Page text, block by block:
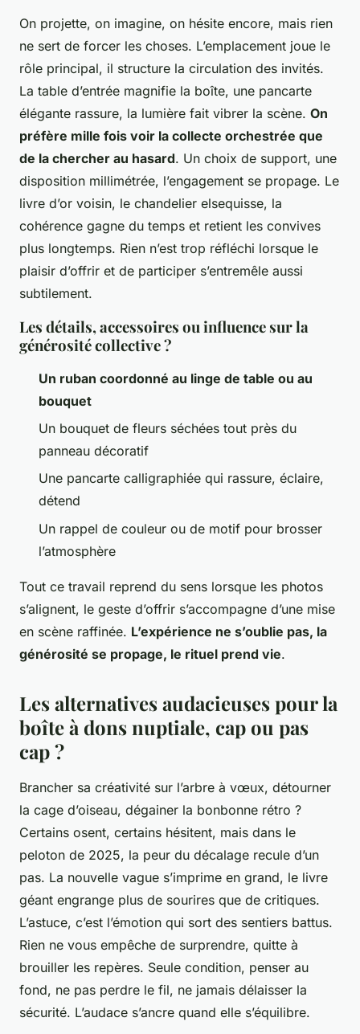
On projette, on imagine, on hésite encore, mais rien
ne sert de forcer les choses. L’emplacement joue le
rôle principal, il structure la circulation des invités.
La table d’entrée magnifie la boîte, une pancarte
élégante rassure, la lumière fait vibrer la scène. On
préfère mille fois voir la collecte orchestrée que
de la chercher au hasard. Un choix de support, une
disposition millimétrée, l’engagement se propage. Le
livre d’or voisin, le chandelier elsequisse, la
cohérence gagne du temps et retient les convives
plus longtemps. Rien n’est trop réfléchi lorsque le
plaisir d’offrir et de participer s’entremêle aussi
subtilement.
Les détails, accessoires ou influence sur la
générosité collective ?
Un ruban coordonné au linge de table ou au
bouquet
Un bouquet de fleurs séchées tout près du
panneau décoratif
Une pancarte calligraphiée qui rassure, éclaire,
détend
Un rappel de couleur ou de motif pour brosser
l’atmosphère
Tout ce travail reprend du sens lorsque les photos
s’alignent, le geste d’offrir s’accompagne d’une mise
en scène raffinée. L’expérience ne s’oublie pas, la
générosité se propage, le rituel prend vie.
Les alternatives audacieuses pour la
boîte à dons nuptiale, cap ou pas
cap ?
Brancher sa créativité sur l’arbre à vœux, détourner
la cage d’oiseau, dégainer la bonbonne rétro ?
Certains osent, certains hésitent, mais dans le
peloton de 2025, la peur du décalage recule d’un
pas. La nouvelle vague s’imprime en grand, le livre
géant engrange plus de sourires que de critiques.
L’astuce, c’est l’émotion qui sort des sentiers battus.
Rien ne vous empêche de surprendre, quitte à
brouiller les repères. Seule condition, penser au
fond, ne pas perdre le fil, ne jamais délaisser la
sécurité. L’audace s’ancre quand elle s’équilibre.